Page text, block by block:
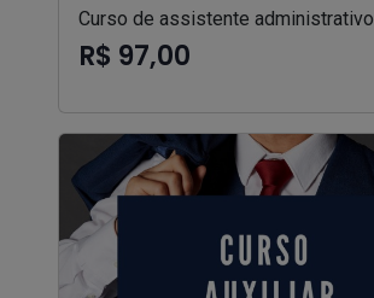
Curso de assistente administrativo
R$ 97,00